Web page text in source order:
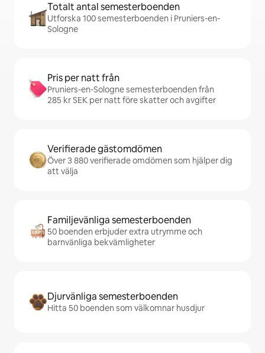
Totalt antal semesterboenden
Utforska 100 semesterboenden i Pruniers-en-
Sologne
Pris per natt från
Pruniers-en-Sologne semesterboenden från
285 kr SEK per natt före skatter och avgifter
Verifierade gästomdömen
Över 3 880 verifierade omdömen som hjälper dig
att välja
Familjevänliga semesterboenden
50 boenden erbjuder extra utrymme och
barnvänliga bekvämligheter
Djurvänliga semesterboenden
Hitta 50 boenden som välkomnar husdjur